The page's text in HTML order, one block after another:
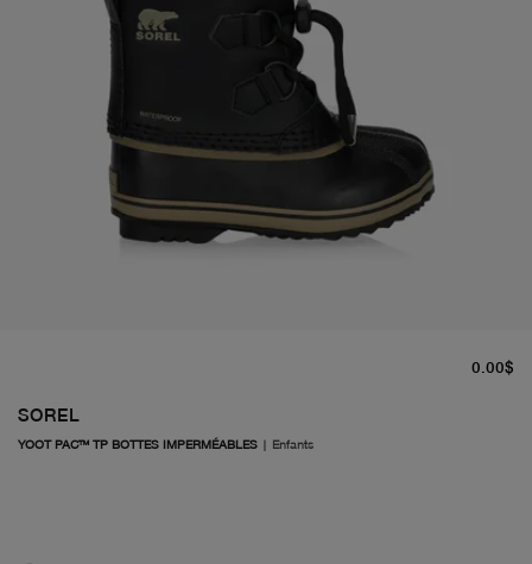
SOREL
YOOT PAC™ TP BOTTES IMPERMÉABLES | Enfants
0.00$